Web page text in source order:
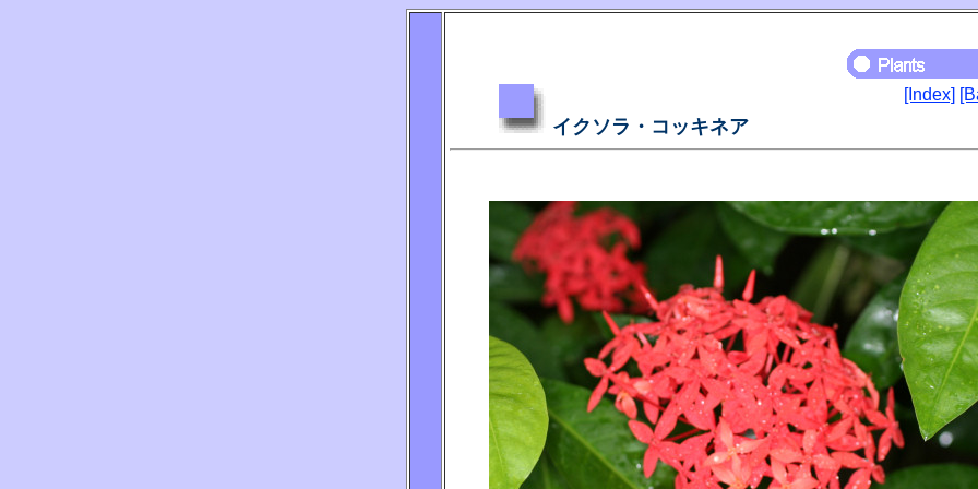
イクソラ・コッキネア
[Index]